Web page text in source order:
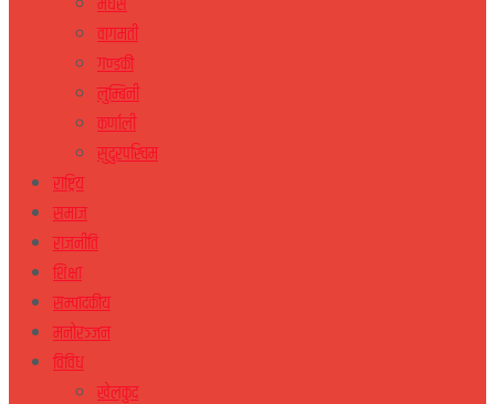
वागमती
गण्डकी
लुम्बिनी
कर्णाली
सुदुरपस्चिम
राष्ट्रिय
समाज
राजनीति
शिक्षा
सम्पादकीय
मनोरञ्जन
विविध
खेलकुद